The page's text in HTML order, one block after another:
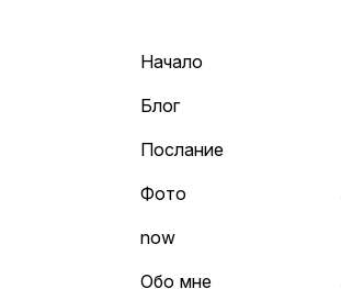
Начало
Блог
Послание
Фото
now
Обо мне